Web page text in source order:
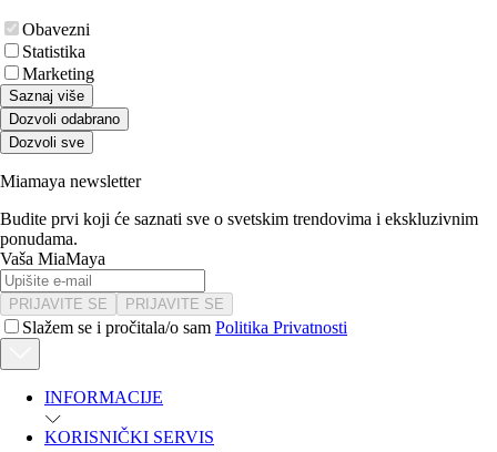
Obavezni
Statistika
Marketing
Saznaj više
Dozvoli odabrano
Dozvoli sve
Miamaya newsletter
Budite prvi koji će saznati sve o svetskim trendovima i ekskluzivnim
ponudama.
Vaša MiaMaya
PRIJAVITE SE PRIJAVITE SE
Slažem se i pročitala/o sam Politika Privatnosti
INFORMACIJE
KORISNIČKI SERVIS